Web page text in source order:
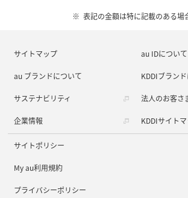
表記の金額は特に記載のある場
サイトマップ au IDについて
au ブランドについて KDDIブラン
サステナビリティ 法人のお客さ
企業情報 KDDIサイト
サイトポリシー
My au利用規約
プライバシーポリシー